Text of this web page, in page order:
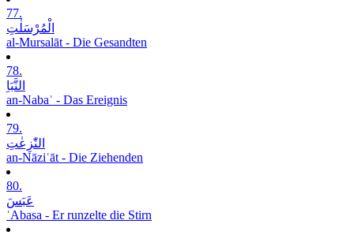
77.
الْمُرْسَلٰتِ
al-Mursalāt - Die Gesandten
78.
النَّبَاِ
an-Nabaʾ - Das Ereignis
79.
النّٰزِعٰتِ
an-Nāziʿāt - Die Ziehenden
80.
عَبَسَ
ʿAbasa - Er runzelte die Stirn